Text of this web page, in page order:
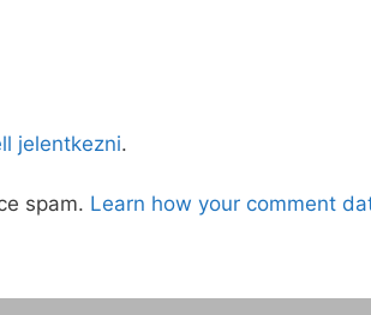
jelentkezni.
spam. Learn how your comment